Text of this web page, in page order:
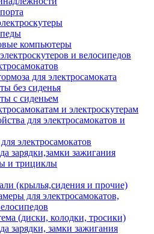
компьютеры
и велосипедов
для электросамоката
без сиденья
с сиденьем
и электроскутерам
для электросамокатов и
электросамокатов
зарядки,замки зажигания
и трициклы
(крылья,сидения и прочие)
для электросамокатов,
(диски, колодки, тросики)
зарядки, замки зажигания